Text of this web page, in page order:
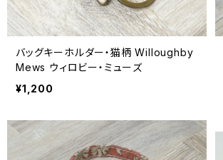
バッグキーホルダー・猫柄 Willoughby
Mews ウィロビー・ミューズ
¥1,200